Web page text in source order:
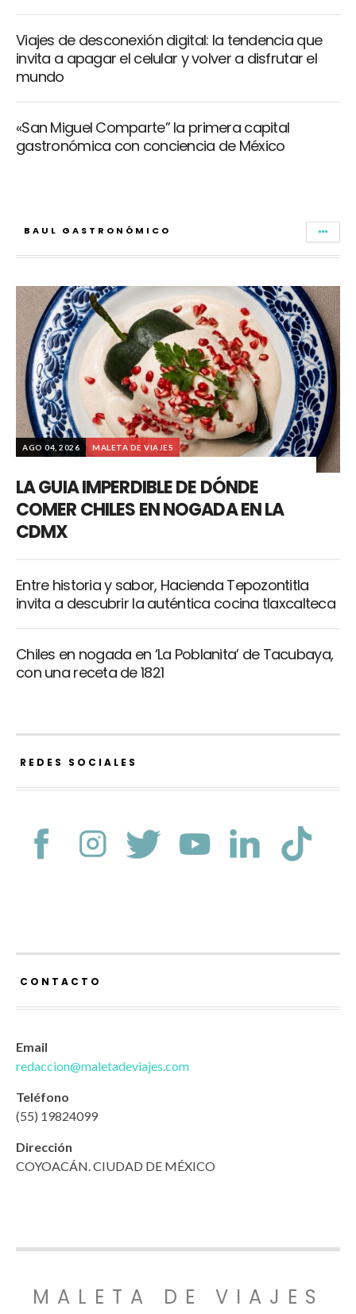
Viajes de desconexión digital: la tendencia que
invita a apagar el celular y volver a disfrutar el
mundo
«San Miguel Comparte” la primera capital
gastronómica con conciencia de México
BAUL GASTRONÓMICO
AGO 04, 2026 MALETA DE VIAJES
LA GUIA IMPERDIBLE DE DÓNDE
COMER CHILES EN NOGADA EN LA
CDMX
Entre historia y sabor, Hacienda Tepozontitla
invita a descubrir la auténtica cocina tlaxcalteca
Chiles en nogada en ‘La Poblanita’ de Tacubaya,
con una receta de 1821
REDES SOCIALES
CONTACTO
Email
redaccion@maletadeviajes.com
Teléfono
(55) 19824099
Dirección
COYOACÁN. CIUDAD DE MÉXICO
MALETA DE VIAJES